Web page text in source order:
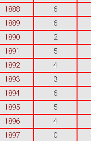
1888
6
1889
6
1890
2
1891
5
1892
4
1893
3
1894
6
1895
5
1896
4
1897
0